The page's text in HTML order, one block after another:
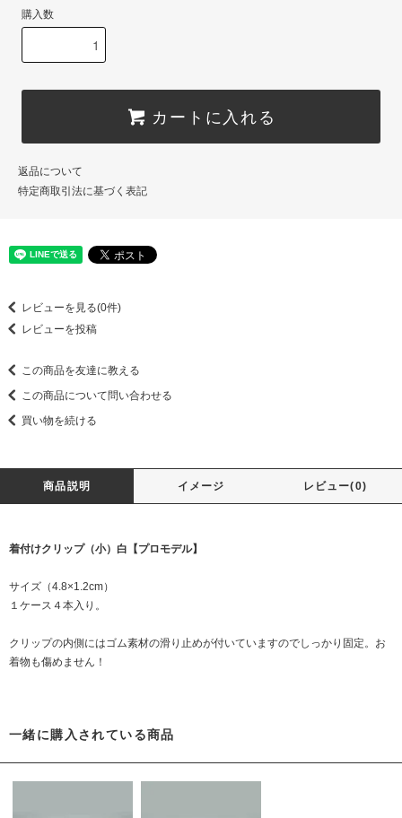
購入数
カートに入れる
返品について
特定商取引法に基づく表記
レビューを見る(0件)
レビューを投稿
この商品を友達に教える
この商品について問い合わせる
買い物を続ける
商品説明 イメージ レビュー(0)
着付けクリップ（小）白【プロモデル】
サイズ（4.8×1.2cm）
１ケース４本入り。
クリップの内側にはゴム素材の滑り止めが付いていますのでしっかり固定。お
着物も傷めません！
一緒に購入されている商品